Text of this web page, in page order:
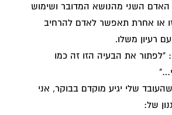
השני מהנושא המדובר ושימוש
או אחרת תאפשר לאדם להרחיב
רעיון משלו.
"לפתור את הבעיה הזו זה כמו
שלי יגיע מוקדם בבוקר, אני
של: